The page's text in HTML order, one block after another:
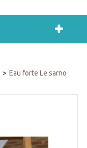
> Eau forte Le sarno